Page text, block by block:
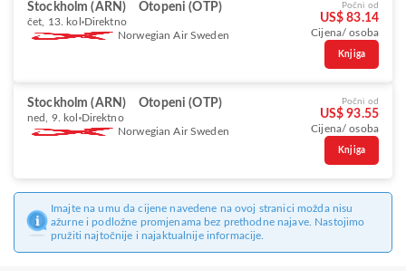
Stockholm (ARN) Otopeni (OTP)
čet, 13. kol Direktno
Norwegian Air Sweden
Počni od
US$ 83.14
Cijena/ osoba
Knjiga
Stockholm (ARN) Otopeni (OTP)
ned, 9. kol Direktno
Norwegian Air Sweden
Počni od
US$ 93.55
Cijena/ osoba
Knjiga
Imajte na umu da cijene navedene na ovoj stranici možda nisu
ažurne i podložne promjenama bez prethodne najave. Nastojimo
pružiti najtočnije i najaktualnije informacije.